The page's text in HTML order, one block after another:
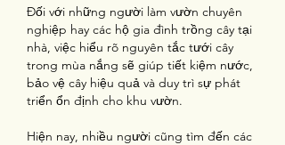
Đối với những người làm vườn chuyên
nghiệp hay các hộ gia đình trồng cây tại
nhà, việc hiểu rõ nguyên tắc tưới cây
trong mùa nắng sẽ giúp tiết kiệm nước,
bảo vệ cây hiệu quả và duy trì sự phát
triển ổn định cho khu vườn.
Hiện nay, nhiều người cũng tìm đến các